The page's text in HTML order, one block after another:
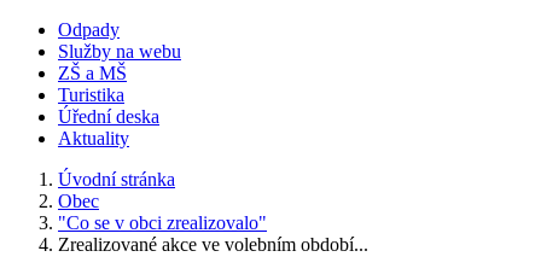
Odpady
Služby na webu
ZŠ a MŠ
Turistika
Úřední deska
Aktuality
Úvodní stránka
Obec
"Co se v obci zrealizovalo"
Zrealizované akce ve volebním období...